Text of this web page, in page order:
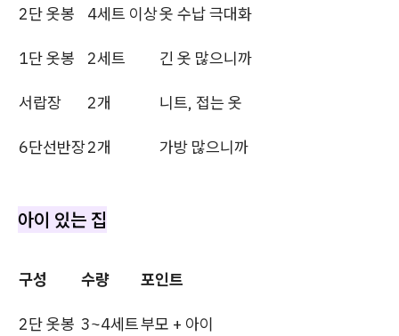
2단 옷봉 4세트 이상옷 수납 극대화
1단 옷봉 2세트 긴 옷 많으니까
서랍장 2개 니트, 접는 옷
6단선반장2개 가방 많으니까
아이 있는 집
구성 수량 포인트
2단 옷봉 3~4세트부모 + 아이